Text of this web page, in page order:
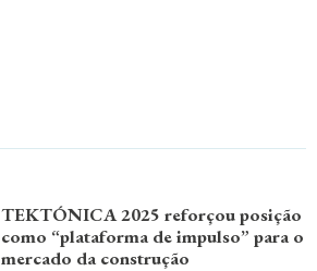
TEKTÓNICA 2025 reforçou posição
como “plataforma de impulso” para o
mercado da construção